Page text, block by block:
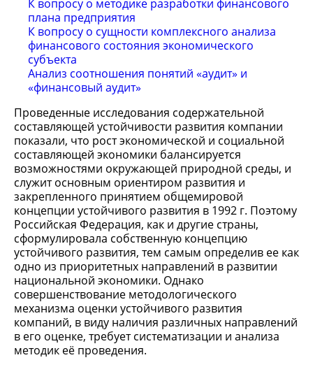
К вопросу о методике разработки финансового
плана предприятия
К вопросу о сущности комплексного анализа
финансового состояния экономического
субъекта
Анализ соотношения понятий «аудит» и
«финансовый аудит»
Проведенные исследования содержательной
составляющей устойчивости развития компании
показали, что рост экономической и социальной
составляющей экономики балансируется
возможностями окружающей природной среды, и
служит основным ориентиром развития и
закрепленного принятием общемировой
концепции устойчивого развития в 1992 г. Поэтому
Российская Федерация, как и другие страны,
сформулировала собственную концепцию
устойчивого развития, тем самым определив ее как
одно из приоритетных направлений в развитии
национальной экономики. Однако
совершенствование методологического
механизма оценки устойчивого развития
компаний, в виду наличия различных направлений
в его оценке, требует систематизации и анализа
методик её проведения.